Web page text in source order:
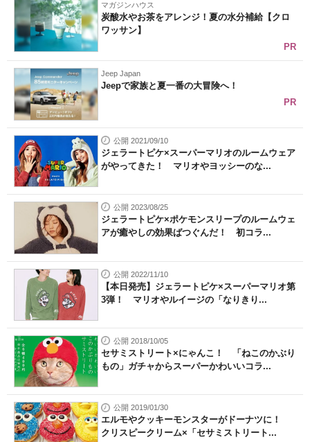
マガジンハウス
炭酸水やお茶をアレンジ！夏の水分補給【クロ
ワッサン】
PR
Jeep Japan
Jeepで家族と夏一番の大冒険へ！
PR
公開 2021/09/10
ジェラートピケ×スーパーマリオのルームウェア
がやってきた！ マリオやヨッシーのな...
公開 2023/08/25
ジェラートピケ×ポケモンスリープのルームウェ
アが癒やしの効果ばつぐんだ！ 初コラ...
公開 2022/11/10
【本日発売】ジェラートピケ×スーパーマリオ第
3弾！ マリオやルイージの「なりきり...
公開 2018/10/05
セサミストリート×にゃんこ！ 「ねこのかぶり
もの」ガチャからスーパーかわいいコラ...
公開 2019/01/30
エルモやクッキーモンスターがドーナツに！
クリスピークリーム×「セサミストリート...